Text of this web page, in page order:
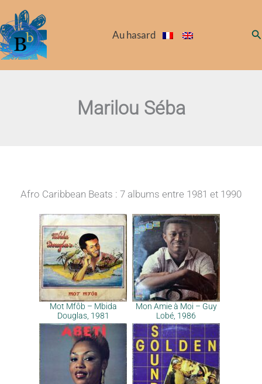
au
contenu
Au hasard
Marilou Séba
Afro Caribbean Beats : 7 albums entre 1981 et 1990
Mot Mfôb – Mbida
Douglas, 1981
Mon Amie à Moi – Guy
Lobé, 1986